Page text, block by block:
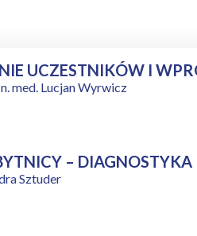
UCZESTNIKÓW I
med. Lucjan Wyrwicz
–
Sztuder